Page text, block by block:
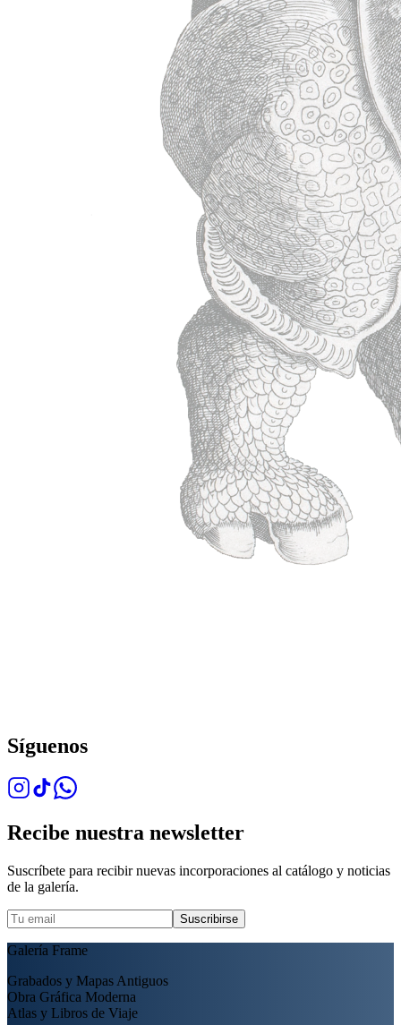
Síguenos
Recibe nuestra newsletter
Suscríbete para recibir nuevas incorporaciones al catálogo y noticias
de la galería.
Suscribirse
Galería Frame
Grabados y Mapas Antiguos
Obra Gráfica Moderna
Atlas y Libros de Viaje